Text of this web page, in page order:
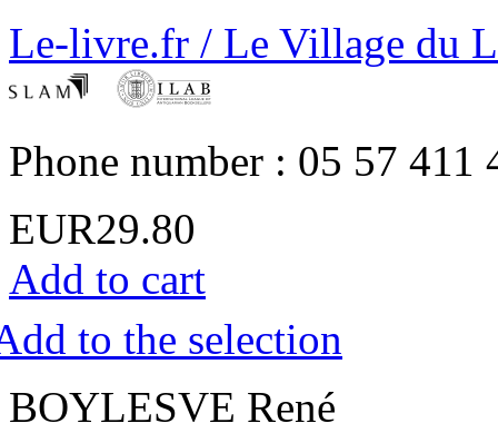
Le-livre.fr / Le Village du
Phone number : 05 57 411
EUR29.80
Add to cart
to the selection
‎BOYLESVE René‎